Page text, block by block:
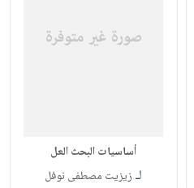
أساسيات البحث العل
لـ زيزيت مصطفى نوفل